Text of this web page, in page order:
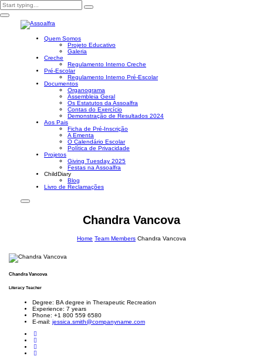
Quem Somos
Projeto Educativo
Galeria
Creche
Regulamento Interno Creche
Pré-Escolar
Regulamento Interno Pré-Escolar
Documentos
Organograma
Assembleia Geral
Os Estatutos da Assoalfra
Contas do Exercício
Demonstração de Resultados 2024
Aos Pais
Ficha de Pré-Inscrição
A Ementa
O Calendário Escolar
Política de Privacidade
Projetos
Giving Tuesday 2025
Festas na Assoalfra
ChildDiary
Blog
Livro de Reclamações
Chandra Vancova
Home Team Members Chandra Vancova
Chandra Vancova
Literacy Teacher
Degree: BA degree in Therapeutic Recreation
Experience: 7 years
Phone: +1 800 559 6580
E-mail: jessica.smith@companyname.com